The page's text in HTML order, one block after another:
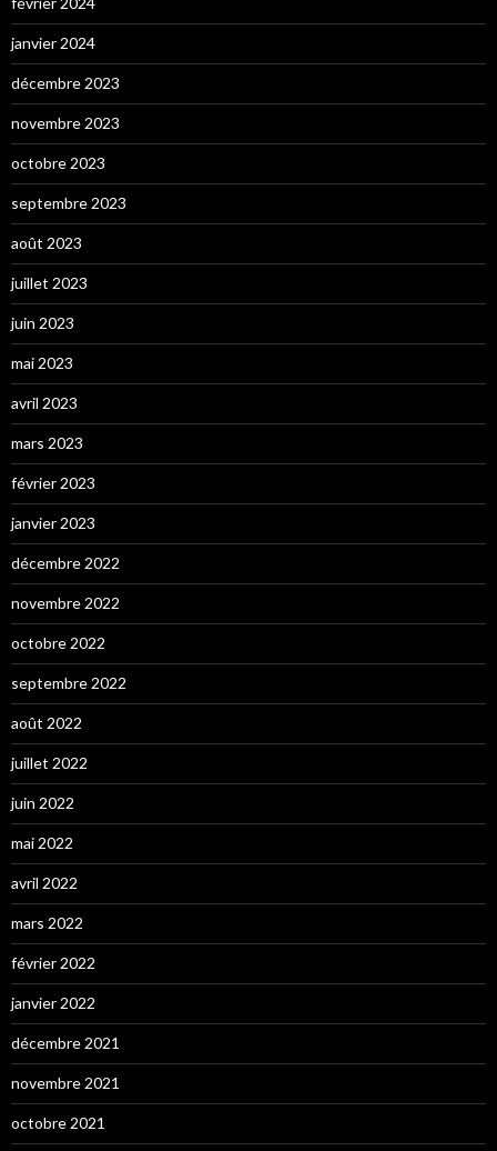
janvier 2024
décembre 2023
novembre 2023
octobre 2023
septembre 2023
août 2023
juillet 2023
juin 2023
mai 2023
avril 2023
mars 2023
février 2023
janvier 2023
décembre 2022
novembre 2022
octobre 2022
septembre 2022
août 2022
juillet 2022
juin 2022
mai 2022
avril 2022
mars 2022
février 2022
janvier 2022
décembre 2021
novembre 2021
octobre 2021